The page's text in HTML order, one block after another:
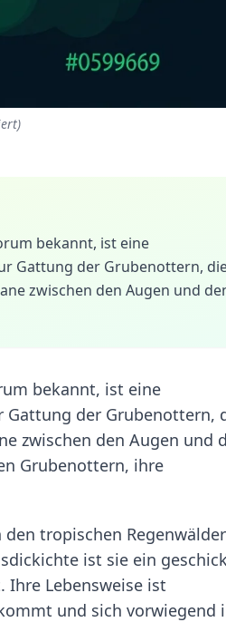
bekannt, ist eine
Gattung der Grubenottern,
zwischen den Augen und
bekannt, ist eine
Gattung der Grubenottern,
zwischen den Augen und
Grubenottern, ihre
tropischen
ist sie ein
Ihre Lebensweise ist
und sich vorwiegend